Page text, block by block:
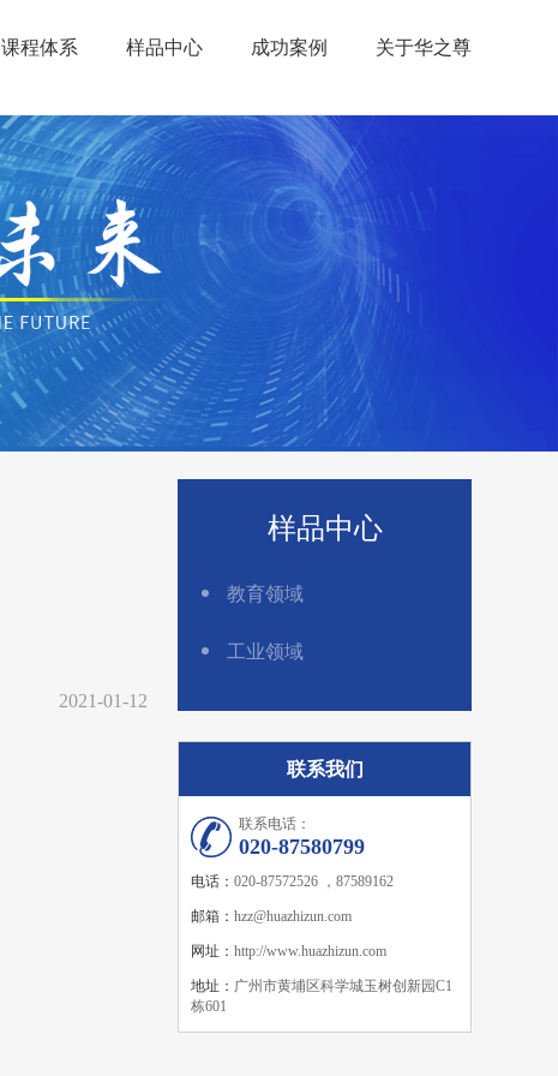
课程体系 样品中心 成功案例 关于华之尊
2021-01-12
样品中心
教育领域
工业领域
联系我们
联系电话：
020-87580799
电话： 020-87572526 ，87589162
邮箱： hzz@huazhizun.com
网址： http://www.huazhizun.com
地址： 广州市黄埔区科学城玉树创新园C1
栋601